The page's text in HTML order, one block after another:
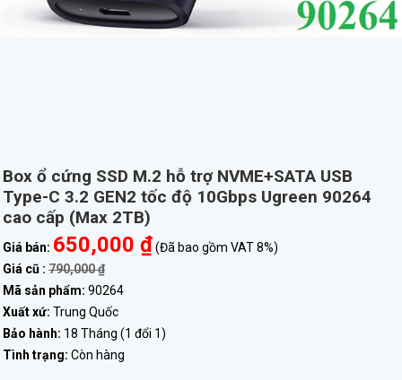
Box ổ cứng SSD M.2 hỗ trợ NVME+SATA USB
Type-C 3.2 GEN2 tốc độ 10Gbps Ugreen 90264
cao cấp (Max 2TB)
Giá bán: 650,000 ₫(Đã bao gồm VAT 8%)
Giá cũ : 790,000 ₫
Mã sản phẩm: 90264
Xuất xứ: Trung Quốc
Bảo hành: 18 Tháng (1 đổi 1)
Tình trạng: Còn hàng